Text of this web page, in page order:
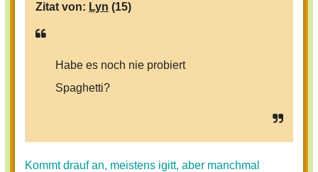
Zitat von: Lyn (15)
Habe es noch nie probiert
Spaghetti?
Kommt drauf an, meistens igitt, aber manchmal